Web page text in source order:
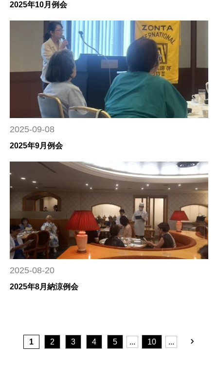
2025年10月例会
2025-09-08
2025年9月例会
2025-08-20
2025年8月納涼例会
1 2 3 4 5 ... 10 ... ›